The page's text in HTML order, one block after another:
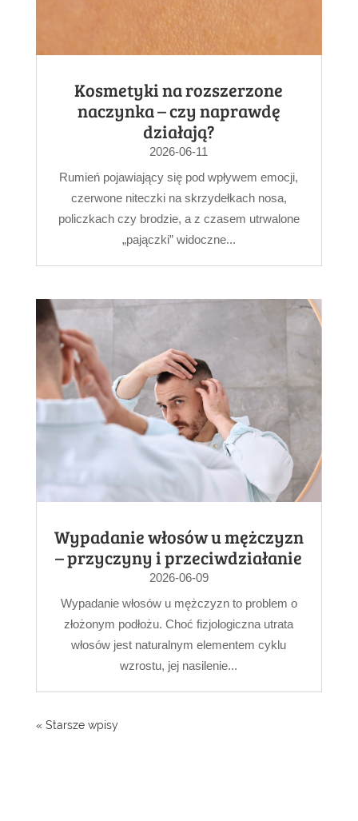
Kosmetyki na rozszerzone
naczynka – czy naprawdę
działają?
2026-06-11
Rumień pojawiający się pod wpływem emocji,
czerwone niteczki na skrzydełkach nosa,
policzkach czy brodzie, a z czasem utrwalone
„pajączki” widoczne...
Wypadanie włosów u mężczyzn
– przyczyny i przeciwdziałanie
2026-06-09
Wypadanie włosów u mężczyzn to problem o
złożonym podłożu. Choć fizjologiczna utrata
włosów jest naturalnym elementem cyklu
wzrostu, jej nasilenie...
« Starsze wpisy